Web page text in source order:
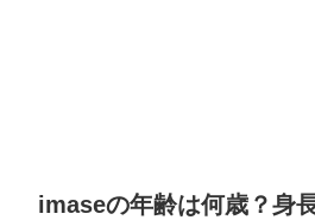
imaseの年齢は何歳？身